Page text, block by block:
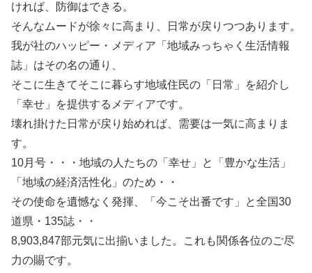
ければ、防御はできる。
そんなムードが徐々に高まり、日常が戻りつつあります。
我が社のハッピー・メディア「地域みっちゃく生活情報
誌」はその名の通り、
そこに生きてそこに暮らす地域住民の「日常」を紹介し
「幸せ」を提供するメディアです。
壊れ掛けた日常が戻り始めれば、需要は一気に高まりま
す。
10月号・・・地域の人たちの「幸せ」と「豊かな生活」
「地域の経済活性化」のため・・
その使命を遺憾なく発揮、「今こそ出番です」と全国30
道県・135誌・・
8,903,847部元気に出揃いました。これも関係各位のご尽
力の賜です。